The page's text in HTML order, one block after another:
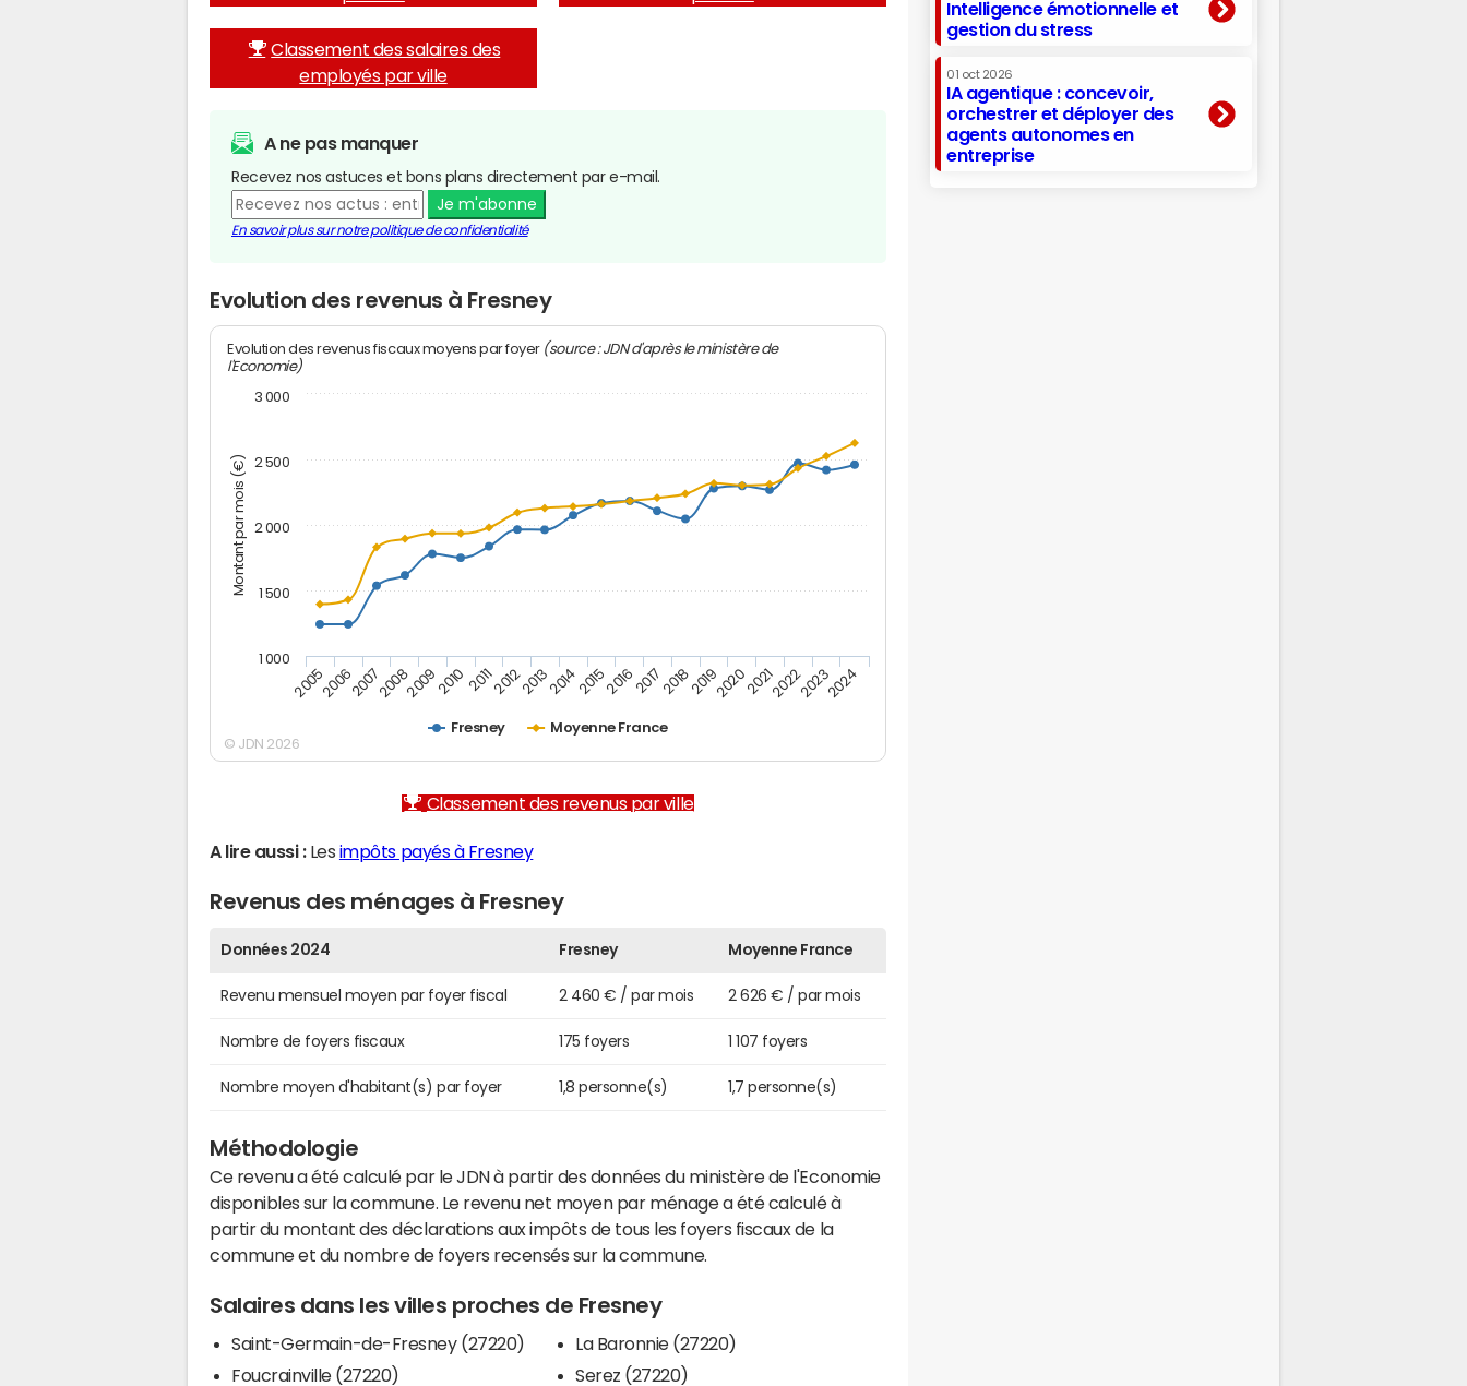
Classement des salaires des
employés par ville
A ne pas manquer
Recevez nos astuces et bons plans directement par e-mail.
Je m'abonne
En savoir plus sur notre politique de confidentialité
Evolution des revenus à Fresney
Montant par mois (€)
Evolution des revenus fiscaux moyens par foyer (source : JDN d'après le ministère de
l'Economie)
Fresney Moyenne France
200520062007200820092010 20112012201320142015201620172018201920202021202220232024
1 000
1 500
2 000
2 500
3 000
© JDN 2026
Classement des revenus par ville
A lire aussi :Les impôts payés à Fresney
Revenus des ménages à Fresney
Données 2024 Fresney Moyenne France
Revenu mensuel moyen par foyer fiscal 2 460 € / par mois 2 626 € / par mois
Nombre de foyers fiscaux 175 foyers 1 107 foyers
Nombre moyen d'habitant(s) par foyer 1,8 personne(s) 1,7 personne(s)
Méthodologie
Ce revenu a été calculé par le JDN à partir des données du ministère de l'Economie
disponibles sur la commune. Le revenu net moyen par ménage a été calculé à
partir du montant des déclarations aux impôts de tous les foyers fiscaux de la
commune et du nombre de foyers recensés sur la commune.
Salaires dans les villes proches de Fresney
Saint-Germain-de-Fresney (27220)
Foucrainville (27220)
La Baronnie (27220)
Serez (27220)
Intelligence émotionnelle et
gestion du stress
01 oct 2026
IA agentique : concevoir,
orchestrer et déployer des
agents autonomes en
entreprise